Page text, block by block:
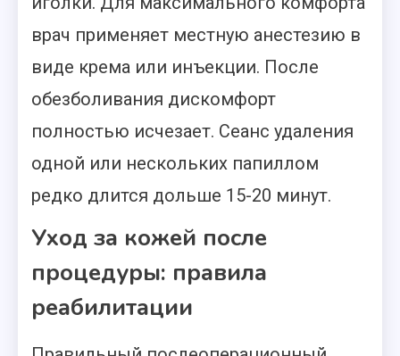
врач применяет местную анестезию в
виде крема или инъекции. После
обезболивания дискомфорт
полностью исчезает. Сеанс удаления
одной или нескольких папиллом
редко длится дольше 15-20 минут.
Уход за кожей после
процедуры: правила
реабилитации